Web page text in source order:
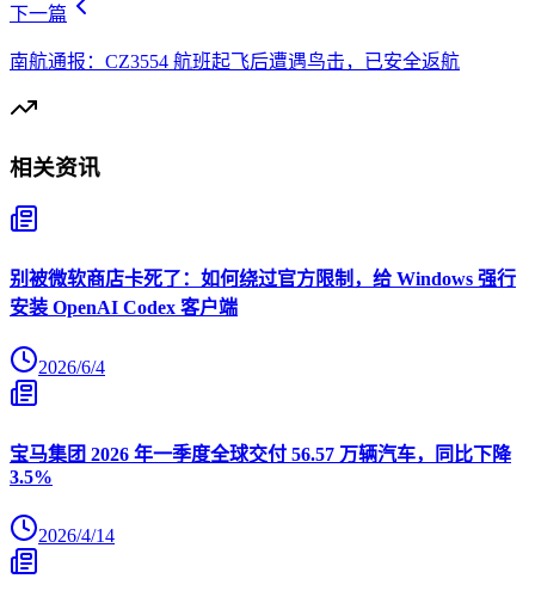
下一篇
南航通报：CZ3554 航班起飞后遭遇鸟击，已安全返航
相关资讯
别被微软商店卡死了：如何绕过官方限制，给 Windows 强行
安装 OpenAI Codex 客户端
2026/6/4
宝马集团 2026 年一季度全球交付 56.57 万辆汽车，同比下降
3.5%
2026/4/14